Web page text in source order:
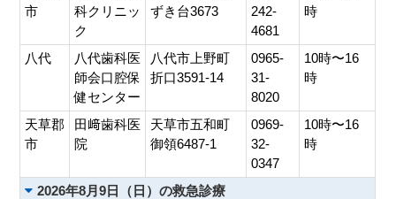
市
科クリニッ
ク
ずき台3673
242-
4681
時
八代
八代歯科医
師会口腔保
健センター
八代市上野町
折口3591-14
0965-
31-
8020
10時〜16
時
天草郡
市
田﨑歯科医
院
天草市五和町
御領6487-1
0969-
32-
0347
10時〜16
時
2026年8月9日（日）の救急診療